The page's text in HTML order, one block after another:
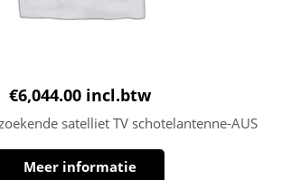
€6,044.00 incl.btw
satelliet TV schotelantenne-AUS
Meer informatie